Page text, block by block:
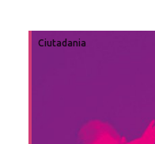
Ciutadania